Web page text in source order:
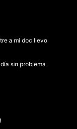
a mi doc llevo
sin problema .